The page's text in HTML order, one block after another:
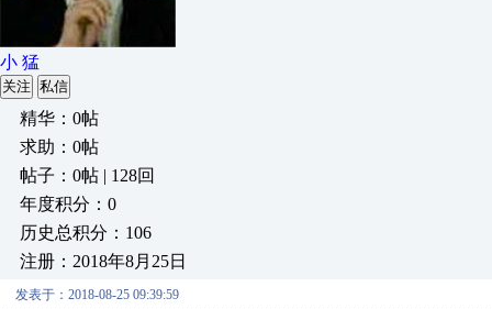
小 猛
关注 私信
精华：0帖
求助：0帖
帖子：0帖 | 128回
年度积分：0
历史总积分：106
注册：2018年8月25日
发表于：2018-08-25 09:39:59